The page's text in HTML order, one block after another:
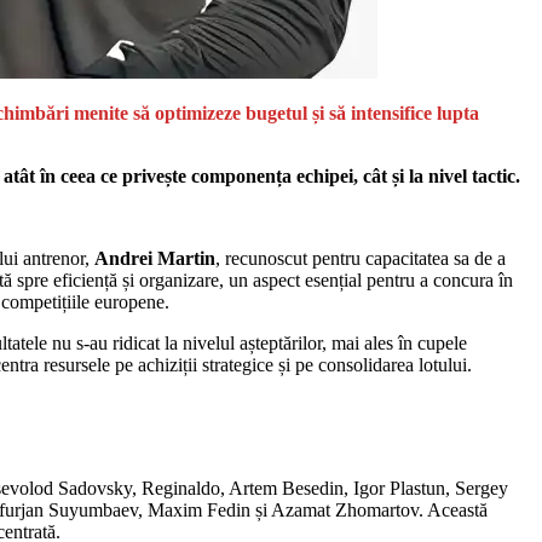
menite să optimizeze bugetul și să intensifice lupta
în ceea ce privește componența echipei, cât și la nivel tactic.
antrenor, Andrei Martin, recunoscut pentru capacitatea sa de a
eficiență și organizare, un aspect esențial pentru a concura în
europene.
nu s-au ridicat la nivelul așteptărilor, mai ales în cupele
resursele pe achiziții strategice și pe consolidarea lotului.
Sadovsky, Reginaldo, Artem Besedin, Igor Plastun, Sergey
Suyumbaev, Maxim Fedin și Azamat Zhomartov. Această